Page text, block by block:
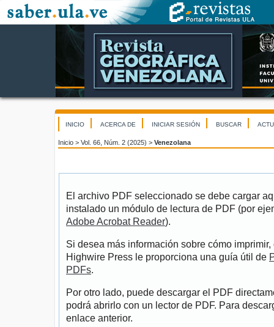
INICIO ACERCA DE INICIAR SESIÓN BUSCAR
Inicio > Vol. 66, Núm. 2 (2025) > Venezolana
El archivo PDF seleccionado se debe cargar
instalado un módulo de lectura de PDF (por
Adobe Acrobat Reader).
Si desea más información sobre cómo
Highwire Press le proporciona una guía útil de
PDFs.
Por otro lado, puede descargar el PDF
podrá abrirlo con un lector de PDF. Para
enlace anterior.